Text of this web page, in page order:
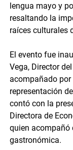
lengua mayo y
resaltando la
raíces culturales
El evento fue
Vega, Director
acompañado
representación
contó con la
Directora de
quien acompañó
gastronómica.